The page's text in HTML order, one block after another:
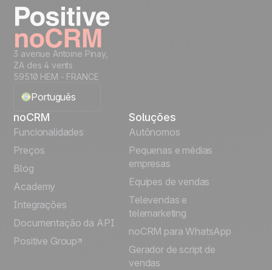
3 avenue Antoine Pinay,
ZA des 4 vents
59510 HEM - FRANCE
Português
English
Français
Español
Italiano
Deutsch
noCRM
Funcionalidades
Preços
Blog
Academy
Integrações
Documentação da API
Positive Group
Soluções
Autônomos
Pequenas e médias
empresas
Equipes de vendas
Televendas e
telemarketing
noCRM para WhatsApp
Gerador de script de
vendas